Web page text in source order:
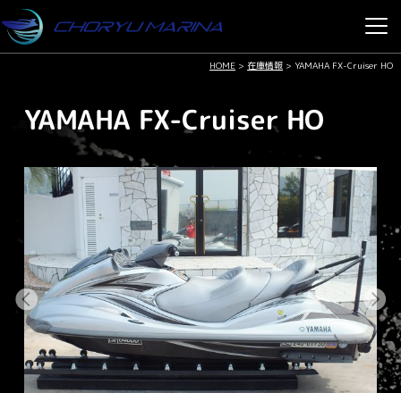
HOME > 在庫情報 > YAMAHA FX-Cruiser HO
YAMAHA FX-Cruiser HO